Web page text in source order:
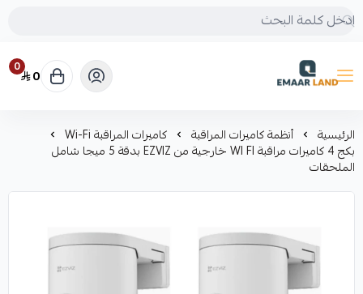
إعمار لاند
0 0
الرئيسية أنظمة كاميرات المراقبة كاميرات المراقبة Wi-Fi
بكج 4 كاميرات مراقبة WI FI خارجية من EZVIZ بدقة 5 ميجا شامل
الملحقات